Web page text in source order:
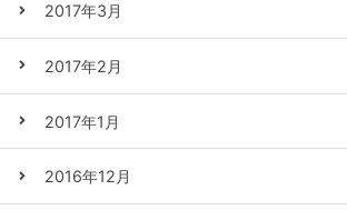
2017年3月
2017年2月
2017年1月
2016年12月